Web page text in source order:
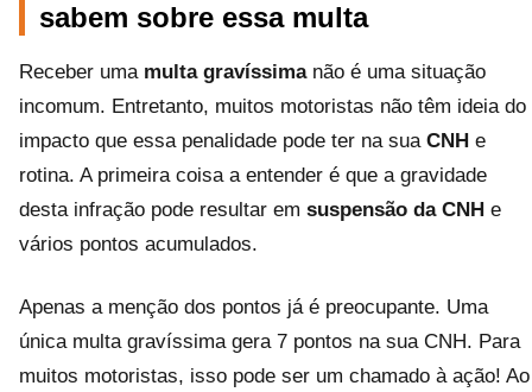
sabem sobre essa multa
Receber uma multa gravíssimanão é uma situação
incomum. Entretanto, muitos motoristas não têm ideia do
impacto que essa penalidade pode ter na sua CNH e
rotina. A primeira coisa a entender é que a gravidade
desta infração pode resultar em suspensão da CNH e
vários pontos acumulados.
Apenas a menção dos pontos já é preocupante. Uma
única multa gravíssima gera 7 pontos na sua CNH. Para
muitos motoristas, isso pode ser um chamado à ação! Ao